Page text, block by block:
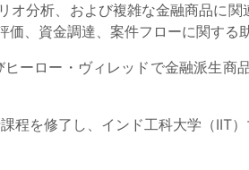
オ分析、および複雑な金融商品に
、資金調達、案件フローに関する
ーロー・ヴィレッドで金融派生
程を修了し、インド工科大学（IIT